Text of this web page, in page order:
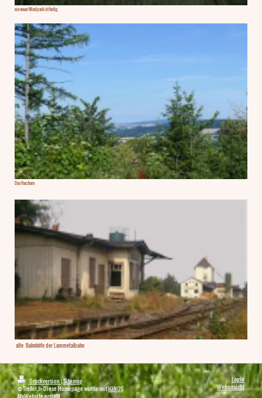
ein neuer Windpark ist fertig
Das Harzhorn
alte Bahnhöfe der Lammetalbahn
Druckversion|Sitemap
© Treller,J> Diese Homepage wurde mitIONOS
MyWebsiteerstellt.
Login
Webansicht